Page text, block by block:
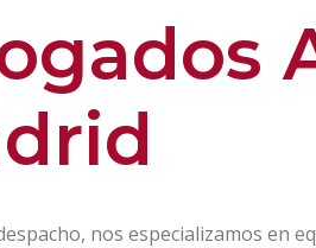
nos especializamos en